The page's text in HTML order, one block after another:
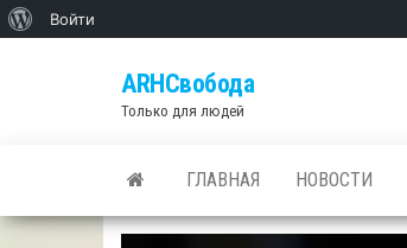
Войти
ARHСвобода
Только для людей
ГЛАВНАЯ НОВОСТИ